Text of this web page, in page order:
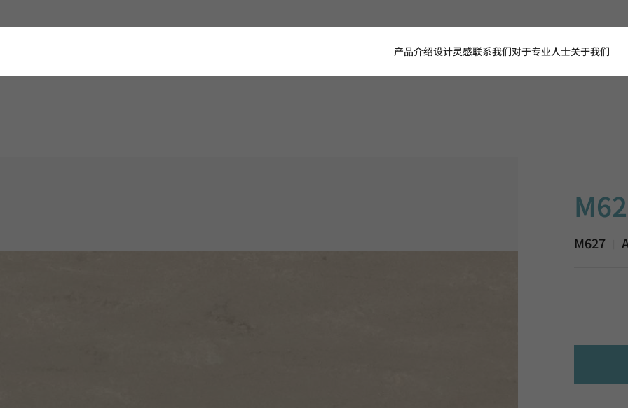
产品介绍设计灵感联系我们对于专业人士关于我们
M627